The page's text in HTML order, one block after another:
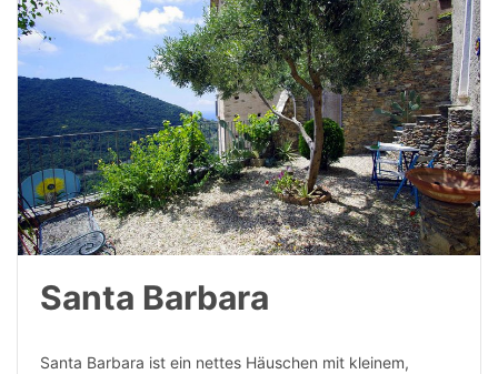
Santa Barbara
Santa Barbara ist ein nettes Häuschen mit kleinem,